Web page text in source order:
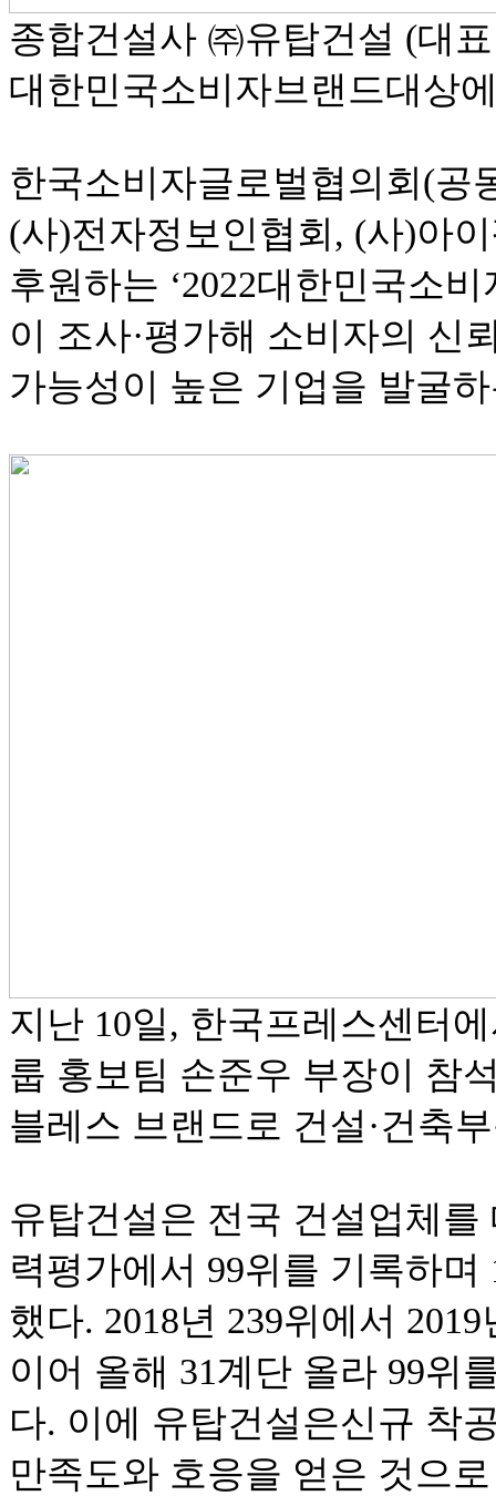
종합건설사 ㈜유탑건설 (대
대한민국소비자브랜드대상
한국소비자글로벌협의회(공
(사)전자정보인협회, (사)아
후원하는 ‘2022대한민국소
이 조사·평가해 소비자의 신
가능성이 높은 기업을 발굴
지난 10일, 한국프레스센터
룹 홍보팀 손준우 부장이 참
블레스 브랜드로 건설·건축
유탑건설은 전국 건설업체
력평가에서 99위를 기록하
했다. 2018년 239위에서
이어 올해 31계단 올라 99위
다. 이에 유탑건설은신규 착
만족도와 호응을 얻은 것으